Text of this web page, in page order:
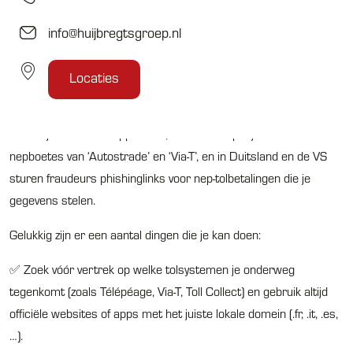
info@huijbregtsgroep.nl
Locaties
De tactieken verschillen per land, maar het patroon blijft
hetzelfde: criminelen misbruiken de verwarring rond digitale
betalingen onderweg. Vooral toeristen, die de lokale systemen
nepboetes van ‘Autostrade’ en ‘Via-T’, en in Duitsland en de VS
sturen fraudeurs phishinglinks voor nep-tolbetalingen die je
gegevens stelen.
Gelukkig zijn er een aantal dingen die je kan doen:
✅ Zoek vóór vertrek op welke tolsystemen je onderweg
tegenkomt (zoals Télépéage, Via-T, Toll Collect) en gebruik altijd
officiële websites of apps met het juiste lokale domein (.fr, .it, .es,
…).